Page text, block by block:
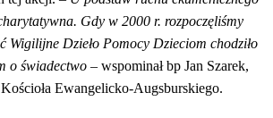
Gdy w 2000 r. rozpoczęliśmy
Wigilijne Dzieło Pomocy Dzieciom chodziło
o świadectwo– wspominał bp Jan Szarek,
Ewangelicko-Augsburskiego.